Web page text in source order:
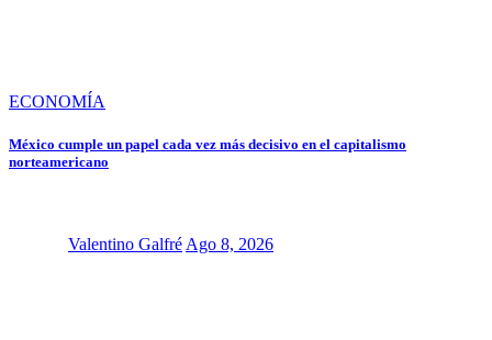
ECONOMÍA
México cumple un papel cada vez más decisivo en el capitalismo
norteamericano
Valentino Galfré Ago 8, 2026